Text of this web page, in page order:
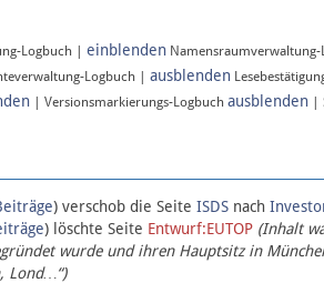
Logbuch | einblenden Namensraumverwaltung-
Logbuch | ausblenden
| Versionsmarkierungs-Logbuch ausblenden |
) verschob die Seite ISDS nach
) löschte Seite Entwurf:EUTOP (Inhalt
wurde und ihren Hauptsitz in
Lond…“)